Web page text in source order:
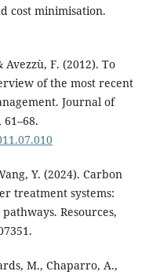
cost minimisation.
F. (2012). To
of the most recent
Journal of
Y. (2024). Carbon
treatment systems:
Resources,
M., Chaparro, A.,